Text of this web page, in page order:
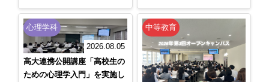
心理学科
2026.08.05
高大連携公開講座「高校生の
ための心理学入門」を実施し
中等教育